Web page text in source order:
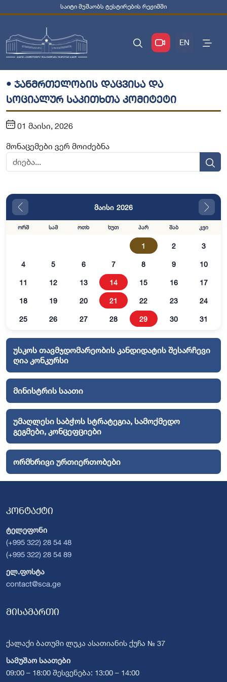
საიტი მუშაობს ტესტირების რეჟიმში
EN
• ჯანმრთელობის დაცვისა და
სოციალურ საკითხთა კომიტეტი
01 მაისი, 2026
მონაცემები ვერ მოიძებნა
მაისი 2026
ორშ სამ ოთხ ხუთ პარ შაბ კვი
1 2 3
4 5 6 7 8 9 10
11 12 13 14 15 16 17
18 19 20 21 22 23 24
25 26 27 28 29 30 31
უსკოს თავმჯდომარეობის კანდიდატის შესარჩევი
ღია კონკურსი
მინისტრის საათი
უმაღლესი საბჭოს სტრატეგია, სამოქმედო
გეგმები, კონცეფციები
ორმხრივი ურთიერთობები
კონტაქტი
ტელეფონი
(+995 322) 28 54 48
(+995 322) 28 54 89
ელ.ფოსტა
contact@sca.ge
მისამართი
ქალაქი ბათუმი ლუკა ასათიანის ქუჩა № 37
სამუშაო საათები
09:00 – 18:00 შესვენება: 13:00 – 14:00